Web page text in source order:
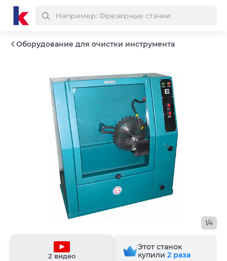
Оборудование для очистки инструмента
1/4
2 видео
Этот станок
купили 2 раза